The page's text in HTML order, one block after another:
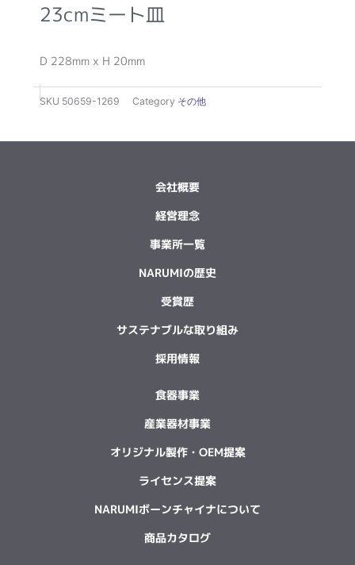
23cmミート皿
D 228mm x H 20mm
SKU 50659-1269 Category その他
会社概要
経営理念
事業所一覧
NARUMIの歴史
受賞歴
サステナブルな取り組み
採用情報
食器事業
産業器材事業
オリジナル製作・OEM提案
ライセンス提案
NARUMIボーンチャイナについて
商品カタログ